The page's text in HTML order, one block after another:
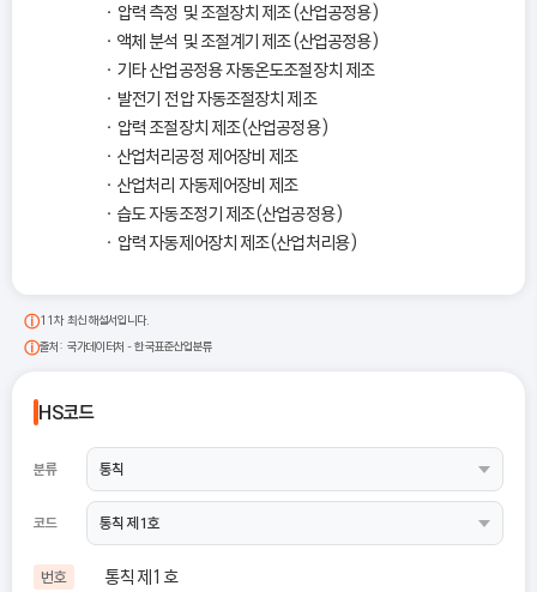
압력 측정 및 조절장치 제조(산업공정용)
액체 분석 및 조절계기 제조(산업공정용)
기타 산업공정용 자동온도조절장치 제조
발전기 전압 자동조절장치 제조
압력 조절장치 제조(산업공정용)
산업처리공정 제어장비 제조
산업처리 자동제어장비 제조
습도 자동조정기 제조(산업공정용)
압력 자동제어장치 제조(산업처리용)
11차 최신 해설서입니다.
출처: 국가데이터처 - 한국표준산업분류
HS코드
분류
코드
번호 통칙 제1호